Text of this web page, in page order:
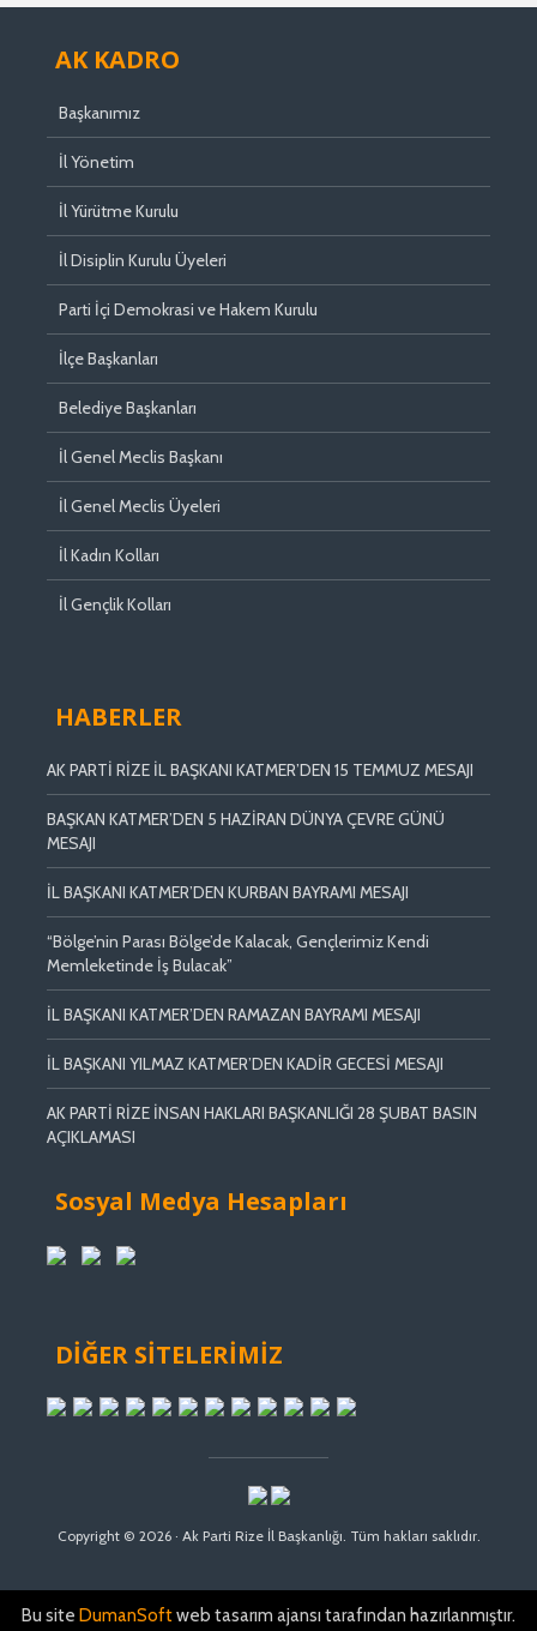
AK KADRO
Başkanımız
İl Yönetim
İl Yürütme Kurulu
İl Disiplin Kurulu Üyeleri
Parti İçi Demokrasi ve Hakem Kurulu
İlçe Başkanları
Belediye Başkanları
İl Genel Meclis Başkanı
İl Genel Meclis Üyeleri
İl Kadın Kolları
İl Gençlik Kolları
HABERLER
AK PARTİ RİZE İL BAŞKANI KATMER’DEN 15 TEMMUZ MESAJI
BAŞKAN KATMER’DEN 5 HAZİRAN DÜNYA ÇEVRE GÜNÜ
MESAJI
İL BAŞKANI KATMER’DEN KURBAN BAYRAMI MESAJI
“Bölge’nin Parası Bölge’de Kalacak, Gençlerimiz Kendi
Memleketinde İş Bulacak”
İL BAŞKANI KATMER’DEN RAMAZAN BAYRAMI MESAJI
İL BAŞKANI YILMAZ KATMER’DEN KADİR GECESİ MESAJI
AK PARTİ RİZE İNSAN HAKLARI BAŞKANLIĞI 28 ŞUBAT BASIN
AÇIKLAMASI
Sosyal Medya Hesapları
DİĞER SİTELERİMİZ
Copyright © 2026 · Ak Parti Rize İl Başkanlığı. Tüm hakları saklıdır.
Bu site DumanSoftweb tasarım ajansı tarafından hazırlanmıştır.